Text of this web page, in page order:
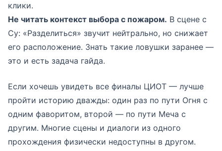
клики.
Не читать контекст выбора с пожаром. В сцене с
Су: «Разделиться» звучит нейтрально, но снижает
его расположение. Знать такие ловушки заранее —
это и есть задача гайда.
Если хочешь увидеть все финалы ЦИОТ — лучше
пройти историю дважды: один раз по пути Огня с
одним фаворитом, второй — по пути Меча с
другим. Многие сцены и диалоги из одного
прохождения физически недоступны в другом.